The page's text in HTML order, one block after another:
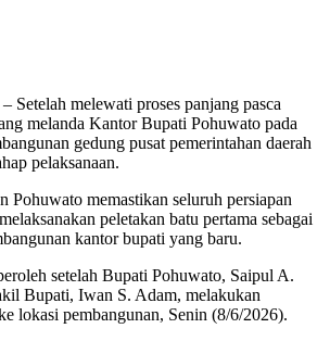
– Setelah melewati proses panjang pasca
melanda Kantor Bupati Pohuwato pada
gedung pusat pemerintahan daerah
pelaksanaan.
Pohuwato memastikan seluruh persiapan
peletakan batu pertama sebagai
kantor bupati yang baru.
setelah Bupati Pohuwato, Saipul A.
Bupati, Iwan S. Adam, melakukan
lokasi pembangunan, Senin (8/6/2026).